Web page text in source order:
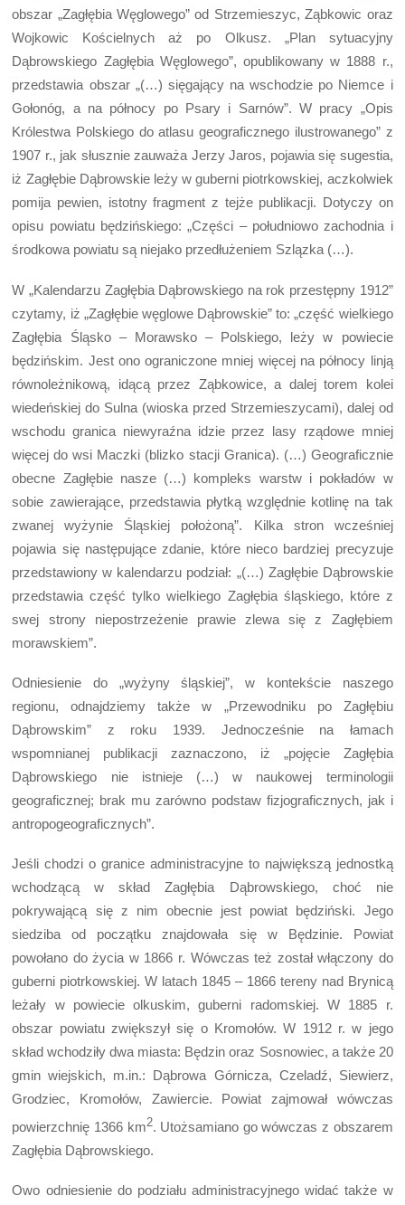
obszar „Zagłębia Węglowego” od Strzemieszyc, Ząbkowic oraz
Wojkowic Kościelnych aż po Olkusz. „Plan sytuacyjny
Dąbrowskiego Zagłębia Węglowego”, opublikowany w 1888 r.,
przedstawia obszar „(…) sięgający na wschodzie po Niemce i
Gołonóg, a na północy po Psary i Sarnów”. W pracy „Opis
Królestwa Polskiego do atlasu geograficznego ilustrowanego” z
1907 r., jak słusznie zauważa Jerzy Jaros, pojawia się sugestia,
iż Zagłębie Dąbrowskie leży w guberni piotrkowskiej, aczkolwiek
pomija pewien, istotny fragment z tejże publikacji. Dotyczy on
opisu powiatu będzińskiego: „Części – południowo zachodnia i
środkowa powiatu są niejako przedłużeniem Szlązka (…).
W „Kalendarzu Zagłębia Dąbrowskiego na rok przestępny 1912”
czytamy, iż „Zagłębie węglowe Dąbrowskie” to: „część wielkiego
Zagłębia Śląsko – Morawsko – Polskiego, leży w powiecie
będzińskim. Jest ono ograniczone mniej więcej na północy linją
równoleżnikową, idącą przez Ząbkowice, a dalej torem kolei
wiedeńskiej do Sulna (wioska przed Strzemieszycami), dalej od
wschodu granica niewyraźna idzie przez lasy rządowe mniej
więcej do wsi Maczki (blizko stacji Granica). (…) Geograficznie
obecne Zagłębie nasze (…) kompleks warstw i pokładów w
sobie zawierające, przedstawia płytką względnie kotlinę na tak
zwanej wyżynie Śląskiej położoną”. Kilka stron wcześniej
pojawia się następujące zdanie, które nieco bardziej precyzuje
przedstawiony w kalendarzu podział: „(…) Zagłębie Dąbrowskie
przedstawia część tylko wielkiego Zagłębia śląskiego, które z
swej strony niepostrzeżenie prawie zlewa się z Zagłębiem
morawskiem”.
Odniesienie do „wyżyny śląskiej”, w kontekście naszego
regionu, odnajdziemy także w „Przewodniku po Zagłębiu
Dąbrowskim” z roku 1939. Jednocześnie na łamach
wspomnianej publikacji zaznaczono, iż „pojęcie Zagłębia
Dąbrowskiego nie istnieje (…) w naukowej terminologii
geograficznej; brak mu zarówno podstaw fizjograficznych, jak i
antropogeograficznych”.
Jeśli chodzi o granice administracyjne to największą jednostką
wchodzącą w skład Zagłębia Dąbrowskiego, choć nie
pokrywającą się z nim obecnie jest powiat będziński. Jego
siedziba od początku znajdowała się w Będzinie. Powiat
powołano do życia w 1866 r. Wówczas też został włączony do
guberni piotrkowskiej. W latach 1845 – 1866 tereny nad Brynicą
leżały w powiecie olkuskim, guberni radomskiej. W 1885 r.
obszar powiatu zwiększył się o Kromołów. W 1912 r. w jego
skład wchodziły dwa miasta: Będzin oraz Sosnowiec, a także 20
gmin wiejskich, m.in.: Dąbrowa Górnicza, Czeladź, Siewierz,
Grodziec, Kromołów, Zawiercie. Powiat zajmował wówczas
powierzchnię 1366 km2. Utożsamiano go wówczas z obszarem
Zagłębia Dąbrowskiego.
Owo odniesienie do podziału administracyjnego widać także w